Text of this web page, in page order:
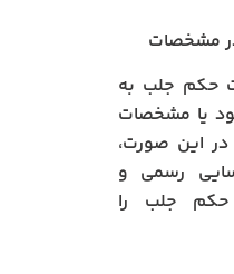
در مشخصات
حکم جلب به
یا مشخصات
این صورت،
رسمی و
حکم جلب را